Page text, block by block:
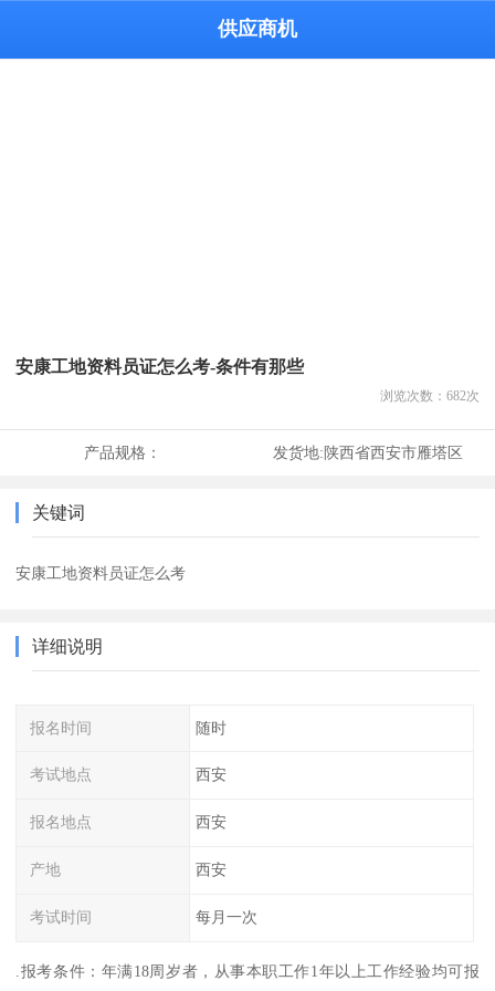
供应商机
安康工地资料员证怎么考-条件有那些
浏览次数： 682次
产品规格： 发货地:陕西省西安市雁塔区
关键词
安康工地资料员证怎么考
详细说明
报名时间 随时
考试地点 西安
报名地点 西安
产地 西安
考试时间 每月一次
.报考条件：年满18周岁者，从事本职工作1年以上工作经验均可报